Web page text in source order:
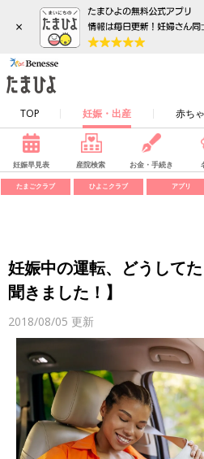
×
TOP 妊娠・出産 赤ち
妊娠早見表 産院検索 お金・手続き
たまごクラブ ひよこクラブ アプリ
妊娠中の運転、どうして
聞きました！】
2018/08/05 更新